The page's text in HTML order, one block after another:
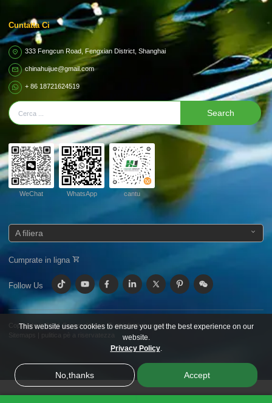
Cuntatta Ci
333 Fengcun Road, Fengxian District, Shanghai
chinahuijue@gmail.com
+ 86 18721624519
Search
WeChat WhatsApp cantu
A filiera
Cumprate in ligna
Follow Us
Copyright © 2024 Gruppu Huijue. Tutti i diritti riservati.
Sitemaps
pulitica pè a riservatezza
This website uses cookies to ensure you get the best experience on our
website.
Privacy Policy.
No,thanks Accept